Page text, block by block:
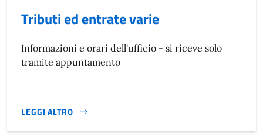
Tributi ed entrate varie
Informazioni e orari dell'ufficio - si riceve solo
tramite appuntamento
LEGGI ALTRO
}